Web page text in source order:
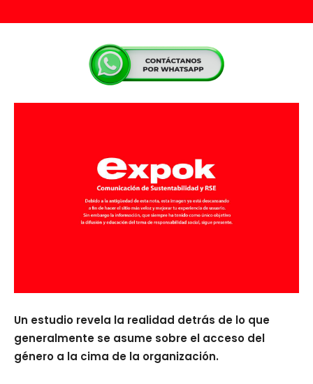
Un estudio revela la realidad detrás de lo que
generalmente se asume sobre el acceso del
género a la cima de la organización.